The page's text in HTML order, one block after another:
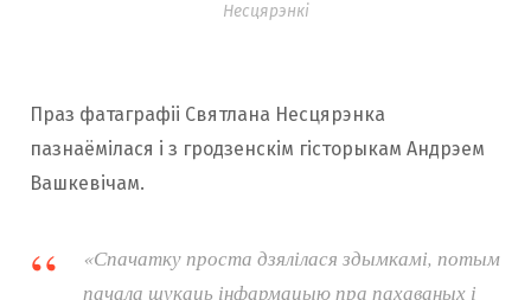
Несцярэнкі
Праз фатаграфіі Святлана Несцярэнка
пазнаёмілася і з гродзенскім гісторыкам Андрэем
Вашкевічам.
«Спачатку проста дзялілася здымкамі, потым
пачала шукаць інфармацыю пра пахаваных і